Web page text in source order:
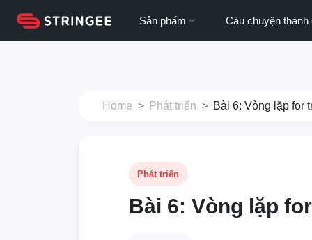
Sản phẩm Câu chuyện thành
Home Phát triển Bài 6: Vòng lặp for
Phát triển
Bài 6: Vòng lặp